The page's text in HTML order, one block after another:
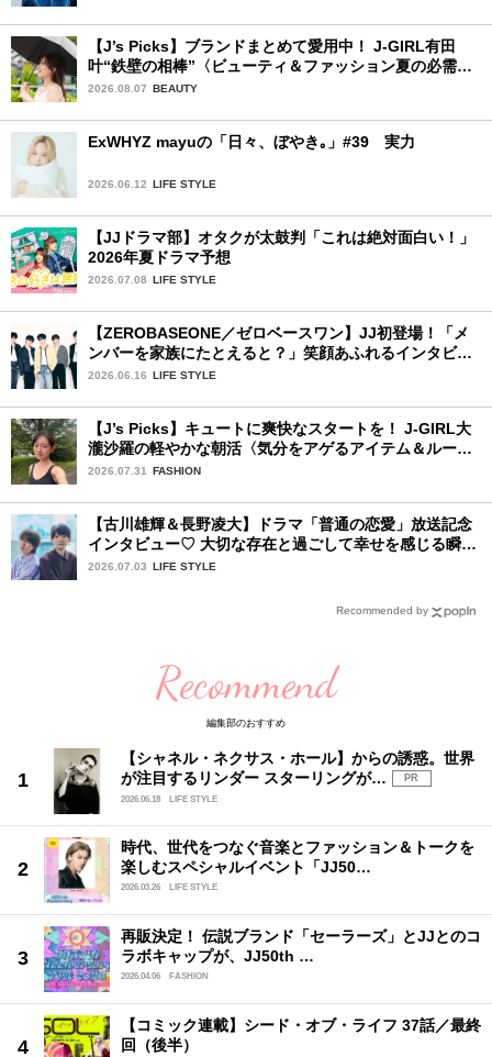
【J’s Picks】ブランドまとめて愛用中！ J-GIRL有田
叶“鉄壁の相棒”〈ビューティ＆ファッション夏の必需
品〉
2026.08.07 BEAUTY
ExWHYZ mayuの「日々、ぼやき｡」#39 実力
2026.06.12 LIFE STYLE
【JJドラマ部】オタクが太鼓判「これは絶対面白い！」
2026年夏ドラマ予想
2026.07.08 LIFE STYLE
【ZEROBASEONE／ゼロベースワン】JJ初登場！「メ
ンバーを家族にたとえると？」笑顔あふれるインタビュ
ー♡
2026.06.16 LIFE STYLE
【J’s Picks】キュートに爽快なスタートを！ J-GIRL大
瀧沙羅の軽やかな朝活〈気分をアゲるアイテム＆ルーテ
ィーン〉
2026.07.31 FASHION
【古川雄輝＆長野凌大】ドラマ「普通の恋愛」放送記念
インタビュー♡ 大切な存在と過ごして幸せを感じる瞬間
は？
2026.07.03 LIFE STYLE
Recommended by
Recommend
編集部のおすすめ
【シャネル・ネクサス・ホール】からの誘惑。世界
が注目するリンダー スターリングが…
PR
2026.06.18
LIFE STYLE
時代、世代をつなぐ音楽とファッション＆トークを
楽しむスペシャルイベント「JJ50…
2026.03.26 LIFE STYLE
再販決定！ 伝説ブランド「セーラーズ」とJJとのコ
ラボキャップが、JJ50th …
2026.04.06 FASHION
【コミック連載】シード・オブ・ライフ 37話／最終
回（後半）